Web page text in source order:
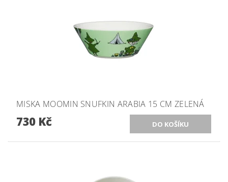
MISKA MOOMIN SNUFKIN ARABIA 15 CM ZELENÁ
730 Kč